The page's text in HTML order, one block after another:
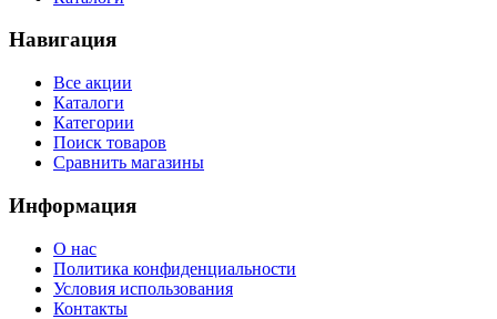
Навигация
Все акции
Каталоги
Категории
Поиск товаров
Сравнить магазины
Информация
О нас
Политика конфиденциальности
Условия использования
Контакты